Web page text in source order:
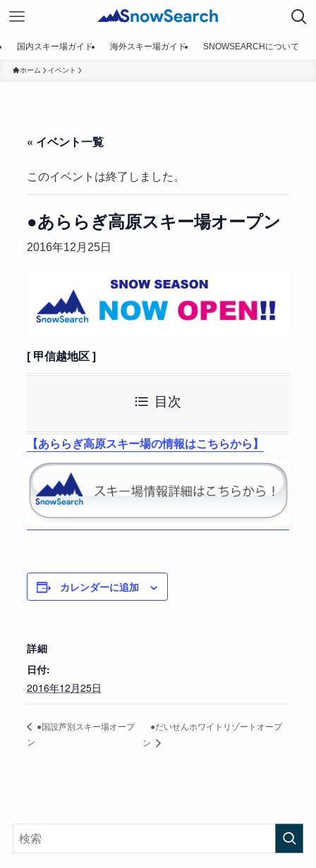
国内スキー場ガイド 海外スキー場ガイド SNOWSEARCHについて
ホーム イベント
« イベント一覧
このイベントは終了しました。
●あららぎ高原スキー場オープン
2016年12月25日
[ 甲信越地区 ]
目次
【あららぎ高原スキー場の情報はこちらから】
カレンダーに追加
詳細
日付:
2016年12月25日
●国設芦別スキー場オープ
ン
●だいせんホワイトリゾートオープ
ン